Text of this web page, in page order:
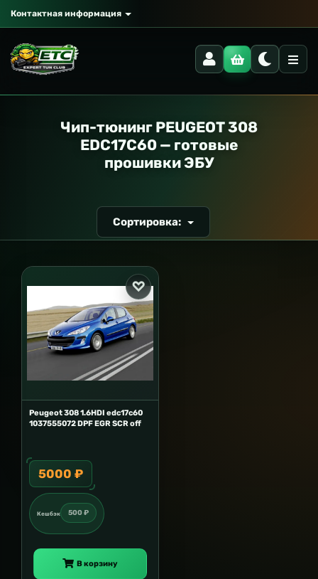
Контактная информация
Чип-тюнинг PEUGEOT 308
EDC17C60 — готовые
прошивки ЭБУ
Сортировка:
Peugeot 308 1.6HDI edc17c60
1037555072 DPF EGR SCR off
5000 ₽
Кешбэк 500 ₽
В корзину